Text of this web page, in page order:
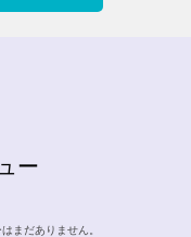
ー
まだありません。